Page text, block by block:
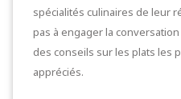
spécialités culinaires de leur
pas à engager la
des conseils sur les plats les
appréciés.